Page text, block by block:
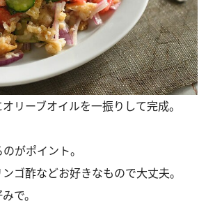
リーブオイルを一振りして完成。
がポイント。
ゴ酢などお好きなもので大丈夫。
で。